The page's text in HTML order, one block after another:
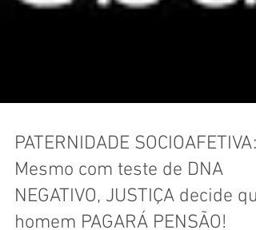
PATERNIDADE SOCIOAFETIVA:
Mesmo com teste de DNA